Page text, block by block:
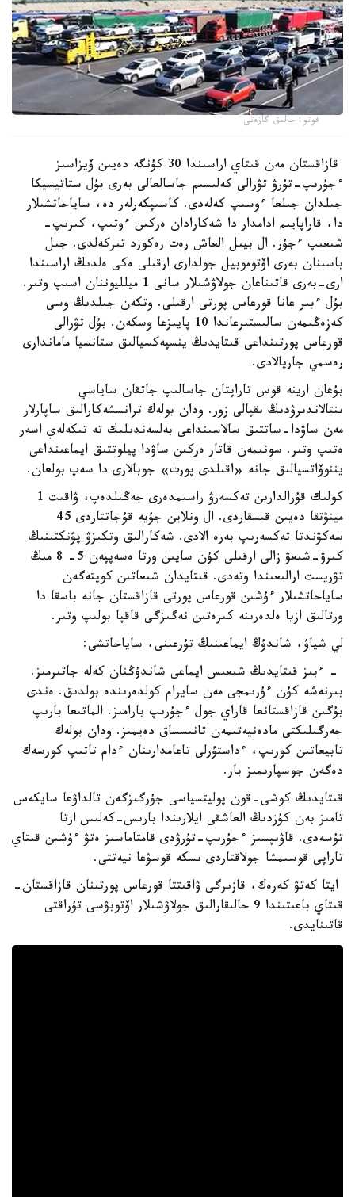
فوتو: حالىق گازەتى
قازاقستان مەن قىتاي اراسىندا 30 كۇنگە دەيىن ۆيزاسىز
ءجۇرىپ-تۇرۋ تۋرالى كەلىسىم جاسالعالى بەرى بۇل ستاتيسيكا
جىلدان جىلعا ءوسىپ كەلەدى. كاسىپكەرلەر دە، ساياحاتشىلار
دا، قاراپايىم ادامدار دا شەكارادان ەركىن ءوتىپ، كىرىپ-
شىعىپ ءجۇر. ال بيىل العاش رەت رەكورد تىركەلدى. جىل
باسىنان بەرى اۆتوموبيل جولدارى ارقىلى ەكى ەلدىڭ اراسىندا
ارى-بەرى قاتىناعان جولاۋشىلار سانى 1 ميلليوننان اسىپ وتىر.
بۇل ءبىر عانا قورعاس پورتى ارقىلى. وتكەن جىلدىڭ وسى
كەزەڭىمەن سالىستىرعاندا 10 پايىزعا وسكەن. بۇل تۋرالى
قورعاس پورتىنداعى قىتايدىڭ ينسپەكسيالىق ستانسيا ماماندارى
رەسمي جاريالادى.
بۇعان ارينە قوس تاراپتان جاسالىپ جاتقان ساياسي
ىنتالاندىرۋدىڭ ىقپالى زور. ودان بولەك ترانسشەكارالىق ساپارلار
مەن ساۋدا-ساتتىق سالاسىنداعى بەلسەندىلىك تە تىكەلەي اسەر
ەتىپ وتىر. سونىمەن قاتار ەركىن ساۋدا پيلوتتىق ايماعىنداعى
يننوۆاتسيالىق جانە «اقىلدى پورت» جوبالارى دا سەپ بولعان.
كولىك قۇرالدارىن تەكسەرۋ راسىمدەرى جەڭىلدەپ، ۋاقىت 1
مينۋتقا دەيىن قىسقاردى. ال ونلاين جۇيە قۇجاتتاردى 45
سەكۋندتا تەكسەرىپ بەرە الادى. شەكارالىق وتكىزۋ پۋنكتىنىڭ
كىرۋ-شىعۋ زالى ارقىلى كۇن سايىن ورتا ەسەپپەن 5- 8 مىڭ
تۋريست ارالىعىندا وتەدى. قىتايدان شىعاتىن كوپتەگەن
ساياحاتشىلار ءۇشىن قورعاس پورتى قازاقستان جانە باسقا دا
ورتالىق ازيا ەلدەرىنە كىرەتىن نەگىزگى قاقپا بولىپ وتىر.
لي شياۋ، شاندۇڭ ايماعىنىڭ تۇرعىنى، ساياحاتشى:
- ءبىز قىتايدىڭ شىعىس ايماعى شاندۇڭنان كەلە جاتىرمىز.
بىرنەشە كۇن ءۇرىمجى مەن سايرام كولدەرىندە بولدىق. ەندى
بۇگىن قازاقستانعا قاراي جول ءجۇرىپ بارامىز. الماتىعا بارىپ
جەرگىلىكتى مادەنيەتىمەن تانىسساق دەيمىز. ودان بولەك
تابيعاتىن كورىپ، ءداستۇرلى تاعامدارىنان ءدام تاتىپ كورسەك
دەگەن جوسپارىمىز بار.
قىتايدىڭ كوشى-قون پوليتسياسى جۇرگىزگەن تالداۋعا سايكەس
تامىز بەن كۇزدىڭ العاشقى ايلارىندا بارىس-كەلىس ارتا
تۇسەدى. قاۋىپسىز ءجۇرىپ-تۇرۋدى قامتاماسىز ەتۋ ءۇشىن قىتاي
تاراپى قوسىمشا جولاقتاردى ىسكە قوسۋعا نيەتتى.
ايتا كەتۋ كەرەك، قازىرگى ۋاقىتتا قورعاس پورتىنان قازاقستان-
قىتاي باعىتىندا 9 حالىقارالىق جولاۋشىلار اۆتوبۋسى تۇراقتى
قاتىنايدى.